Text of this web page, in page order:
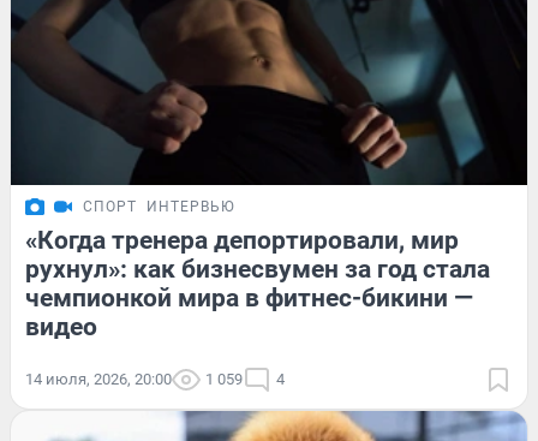
СПОРТ ИНТЕРВЬЮ
«Когда тренера депортировали, мир
рухнул»: как бизнесвумен за год стала
чемпионкой мира в фитнес-бикини —
видео
14 июля, 2026, 20:00 1 059 4